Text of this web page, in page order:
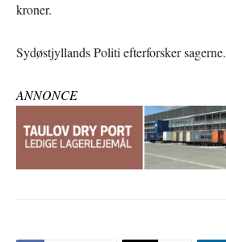
kroner.
Sydøstjyllands Politi efterforsker sagerne.
ANNONCE